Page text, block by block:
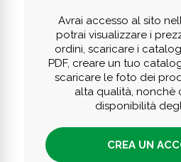
Avrai accesso al sito
potrai visualizzare i
ordini, scaricare i
PDF, creare un tuo
scaricare le foto dei
alta qualità, nonchè
disponibilità
CREA UN